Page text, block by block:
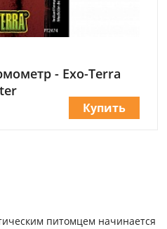
- Exo-Terra
Купить
питомцем начинается